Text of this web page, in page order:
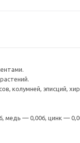
колумней, эписций,
медь — 0,006, цинк —